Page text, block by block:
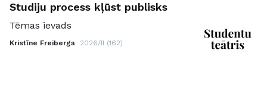
Studiju process kļūst publisks
Tēmas ievads
Kristīne Freiberga 2026/II (162)